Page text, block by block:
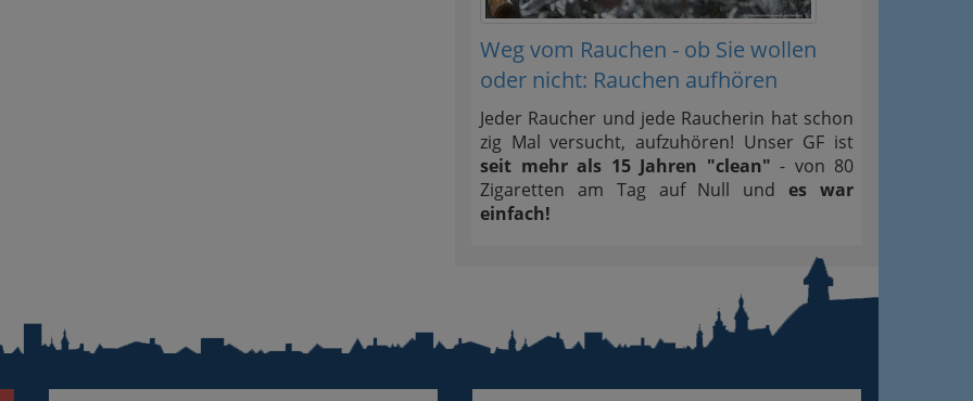
Weg vom Rauchen - ob Sie wollen
oder nicht: Rauchen aufhören
Jeder Raucher und jede Raucherin hat schon
zig Mal versucht, aufzuhören! Unser GF ist
seit mehr als 15 Jahren "clean" - von 80
Zigaretten am Tag auf Null undes war
einfach!